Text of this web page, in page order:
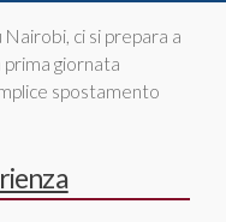
ci si prepara a
giornata
spostamento